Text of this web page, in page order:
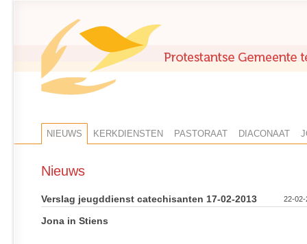
NIEUWS KERKDIENSTEN PASTORAAT DIACONAAT
Nieuws
Verslag jeugddienst catechisanten 17-02-2013 22-02-
Jona in Stiens